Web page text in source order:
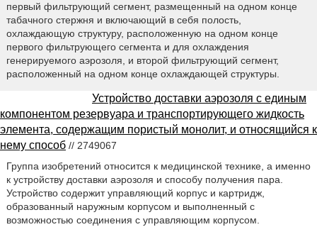
первый фильтрующий сегмент, размещенный на одном конце
табачного стержня и включающий в себя полость,
охлаждающую структуру, расположенную на одном конце
первого фильтрующего сегмента и для охлаждения
генерируемого аэрозоля, и второй фильтрующий сегмент,
расположенный на одном конце охлаждающей структуры.
Устройство доставки аэрозоля с единым
компонентом резервуара и транспортирующего жидкость
элемента, содержащим пористый монолит, и относящийся к
нему способ // 2749067
Группа изобретений относится к медицинской технике, а именно
к устройству доставки аэрозоля и способу получения пара.
Устройство содержит управляющий корпус и картридж,
образованный наружным корпусом и выполненный с
возможностью соединения с управляющим корпусом.